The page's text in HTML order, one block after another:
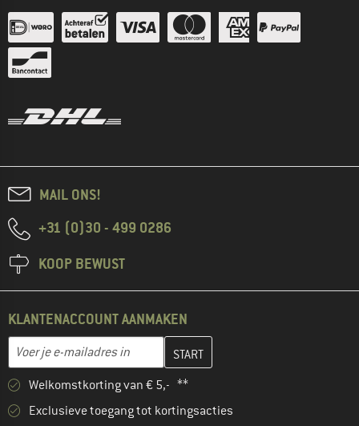
MAIL ONS!
+31 (0)30 - 499 0286
KOOP BEWUST
KLANTENACCOUNT AANMAKEN
E-mailadres
Vul je e-mailadres hier in en maak in de volgende stap je
Welkomstkorting van € 5,- **
Exclusieve toegang tot kortingsacties